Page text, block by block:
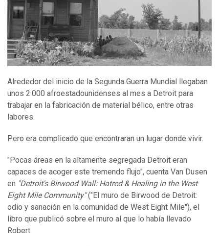
Alrededor del inicio de la Segunda Guerra Mundial llegaban
unos 2.000 afroestadounidenses al mes a Detroit para
trabajar en la fabricación de material bélico, entre otras
labores.
Pero era complicado que encontraran un lugar donde vivir.
"Pocas áreas en la altamente segregada Detroit eran
capaces de acoger este tremendo flujo", cuenta Van Dusen
en "Detroit's Birwood Wall: Hatred & Healing in the West
Eight Mile Community"("El muro de Birwood de Detroit:
odio y sanación en la comunidad de West Eight Mile"), el
libro que publicó sobre el muro al que lo había llevado
Robert.